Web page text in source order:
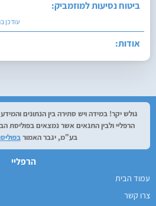
אודות:
גולש יקר! במידה ויש סתירה בין הנתונים
הרפליי ולבין התנאים אשר נמצאים בפוליסת
בע"מ, יגבר האמור
הרפליי
עמוד הבית
צרו קשר